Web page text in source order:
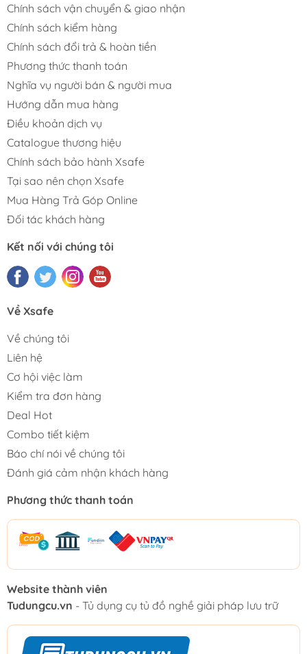
Chính sách vận chuyển & giao nhận
Chính sách kiểm hàng
Chính sách đổi trả & hoàn tiền
Phương thức thanh toán
Nghĩa vụ người bán & người mua
Hướng dẫn mua hàng
Điều khoản dịch vụ
Catalogue thương hiệu
Chính sách bảo hành Xsafe
Tại sao nên chọn Xsafe
Mua Hàng Trả Góp Online
Đối tác khách hàng
Kết nối với chúng tôi
Về Xsafe
Về chúng tôi
Liên hệ
Cơ hội việc làm
Kiểm tra đơn hàng
Deal Hot
Combo tiết kiệm
Báo chí nói về chúng tôi
Đánh giá cảm nhận khách hàng
Phương thức thanh toán
Website thành viên
Tudungcu.vn - Tủ dụng cụ tủ đồ nghề giải pháp lưu trữ